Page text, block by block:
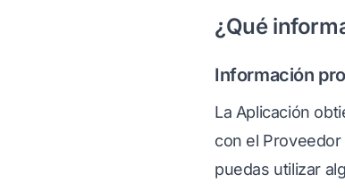
¿Qué
Información
La Aplicación
con el
puedas utilizar